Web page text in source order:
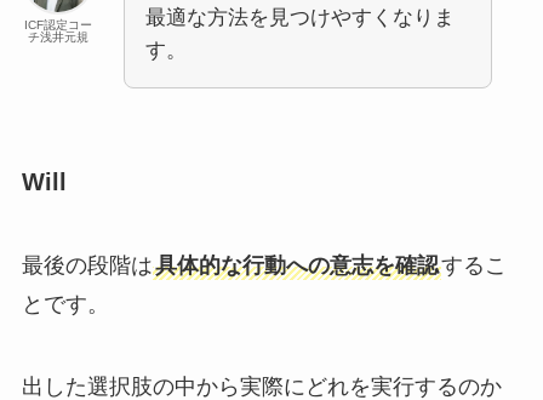
ICF認定コー
チ浅井元規
最適な方法を見つけやすくなりま
す。
Will
最後の段階は具体的な行動への意志を確認するこ
とです。
出した選択肢の中から実際にどれを実行するのか